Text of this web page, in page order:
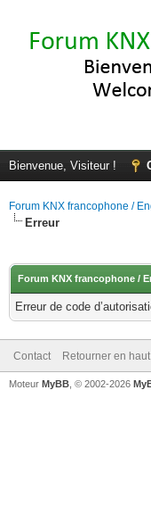
Bienvenue, Visiteur !
Forum KNX francophone /
Erreur
Forum KNX francophone /
Erreur de code
Contact Retourner en haut
Moteur MyBB , © 2002-2026